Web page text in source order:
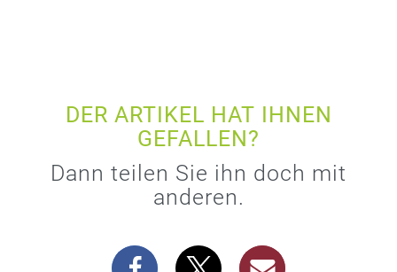
DER ARTIKEL HAT IHNEN
GEFALLEN?
Dann teilen Sie ihn doch mit
anderen.